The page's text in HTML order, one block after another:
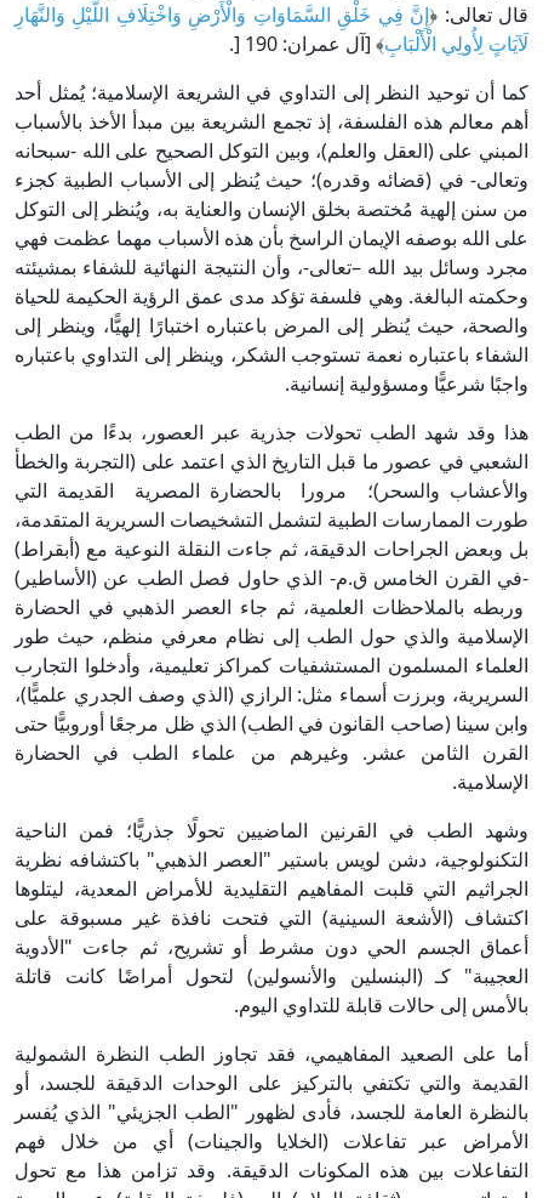
قال تعالى: ﴿إِنَّ فِي خَلْقِ السَّمَاوَاتِ وَالْأَرْضِ وَاخْتِلَافِ اللَّيْلِ وَالنَّهَارِ
لَآيَاتٍ لِأُولِي الْأَلْبَابِ﴾ [آل عمران: 190 [.
كما أن توحيد النظر إلى التداوي في الشريعة الإسلامية؛ يُمثل أحد
أهم معالم هذه الفلسفة، إذ تجمع الشريعة بين مبدأ الأخذ بالأسباب
المبني على (العقل والعلم)، وبين التوكل الصحيح على الله -سبحانه
وتعالى- في (قضائه وقدره)؛ حيث يُنظر إلى الأسباب الطبية كجزء
من سنن إلهية مُختصة بخلق الإنسان والعناية به، ويُنظر إلى التوكل
على الله بوصفه الإيمان الراسخ بأن هذه الأسباب مهما عظمت فهي
مجرد وسائل بيد الله –تعالى-، وأن النتيجة النهائية للشفاء بمشيئته
وحكمته البالغة. وهي فلسفة تؤكد مدى عمق الرؤية الحكيمة للحياة
والصحة، حيث يُنظر إلى المرض باعتباره اختبارًا إلهيًّا، وينظر إلى
الشفاء باعتباره نعمة تستوجب الشكر، وينظر إلى التداوي باعتباره
واجبًا شرعيًّا ومسؤولية إنسانية.
هذا وقد شهد الطب تحولات جذرية عبر العصور، بدءًا من الطب
الشعبي في عصور ما قبل التاريخ الذي اعتمد على (التجربة والخطأ
والأعشاب والسحر)؛ مرورا بالحضارة المصرية القديمة التي
طورت الممارسات الطبية لتشمل التشخيصات السريرية المتقدمة،
بل وبعض الجراحات الدقيقة، ثم جاءت النقلة النوعية مع (أبقراط)
-في القرن الخامس ق.م- الذي حاول فصل الطب عن (الأساطير)
وربطه بالملاحظات العلمية، ثم جاء العصر الذهبي في الحضارة
الإسلامية والذي حول الطب إلى نظام معرفي منظم، حيث طور
العلماء المسلمون المستشفيات كمراكز تعليمية، وأدخلوا التجارب
السريرية، وبرزت أسماء مثل: الرازي (الذي وصف الجدري علميًّا)،
وابن سينا (صاحب القانون في الطب) الذي ظل مرجعًا أوروبيًّا حتى
القرن الثامن عشر. وغيرهم من علماء الطب في الحضارة
الإسلامية.
وشهد الطب في القرنين الماضيين تحولًا جذريًّا؛ فمن الناحية
التكنولوجية، دشن لويس باستير "العصر الذهبي" باكتشافه نظرية
الجراثيم التي قلبت المفاهيم التقليدية للأمراض المعدية، ليتلوها
اكتشاف (الأشعة السينية) التي فتحت نافذة غير مسبوقة على
أعماق الجسم الحي دون مشرط أو تشريح، ثم جاءت "الأدوية
العجيبة" كـ (البنسلين والأنسولين) لتحول أمراضًا كانت قاتلة
بالأمس إلى حالات قابلة للتداوي اليوم.
أما على الصعيد المفاهيمي، فقد تجاوز الطب النظرة الشمولية
القديمة والتي تكتفي بالتركيز على الوحدات الدقيقة للجسد، أو
بالنظرة العامة للجسد، فأدى لظهور "الطب الجزيئي" الذي يُفسر
الأمراض عبر تفاعلات (الخلايا والجينات) أي من خلال فهم
التفاعلات بين هذه المكونات الدقيقة. وقد تزامن هذا مع تحول